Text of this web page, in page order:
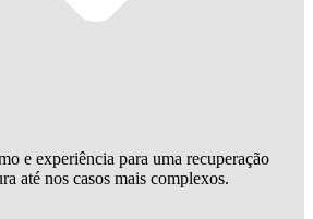
e experiência para uma recuperação
até nos casos mais complexos.